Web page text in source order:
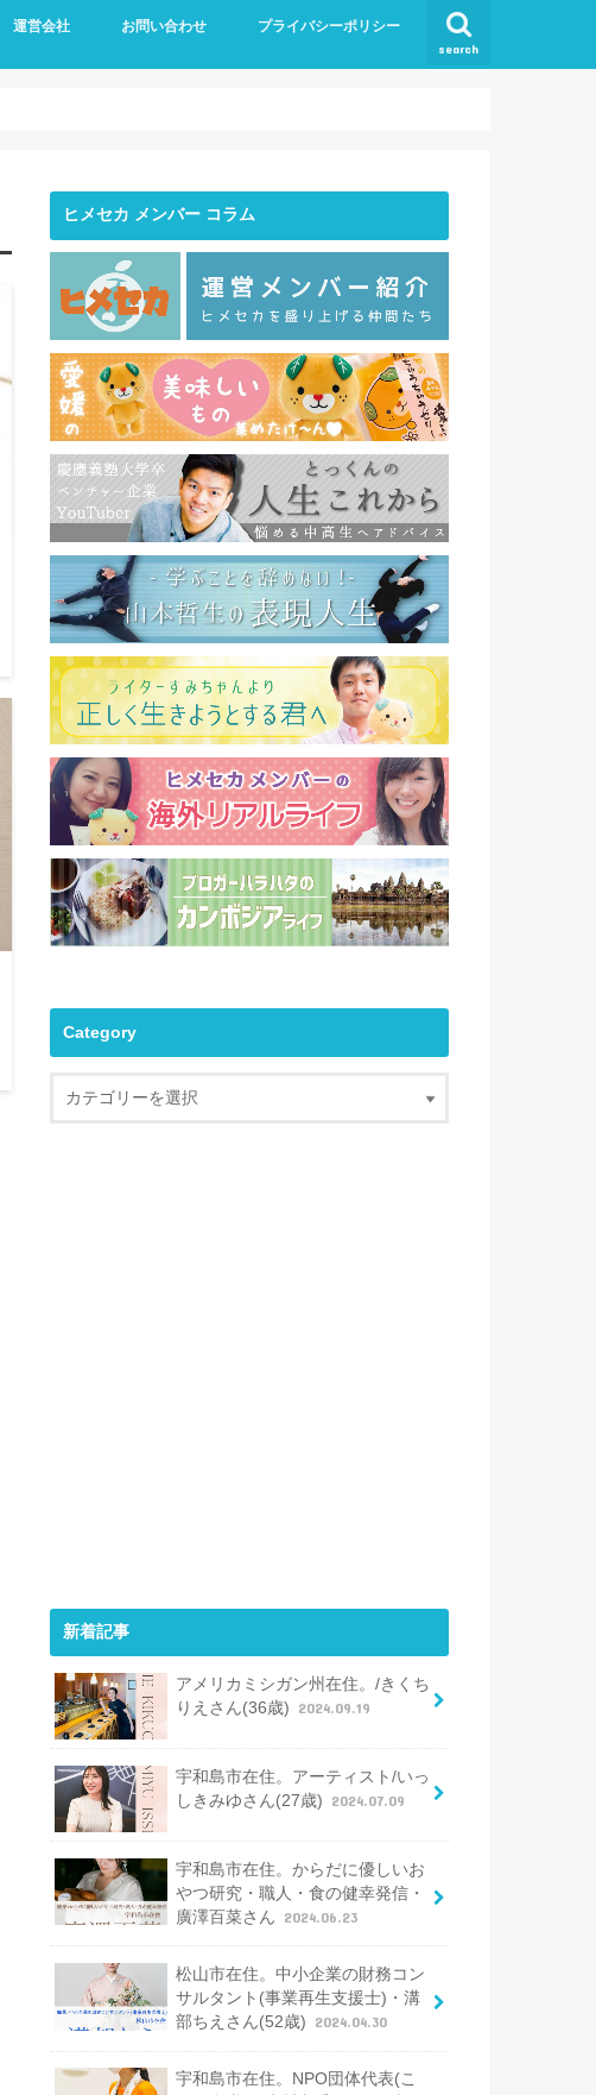
search
運営会社
運営メンバー紹介
お問い合わせ プライバシーポリシー
ヒメセカ メンバー コラム
Category
新着記事
アメリカミシガン州在住。/きくち
りえさん(36歳)
2024.09.19
宇和島市在住。アーティスト/いっ
しきみゆさん(27歳)
2024.07.09
宇和島市在住。からだに優しいお
やつ研究・職人・食の健幸発信・
廣澤百菜さん
2024.06.23
松山市在住。中小企業の財務コン
サルタント(事業再生支援士)・溝
部ちえさん(52歳)
2024.04.30
宇和島市在住。NPO団体代表(こ